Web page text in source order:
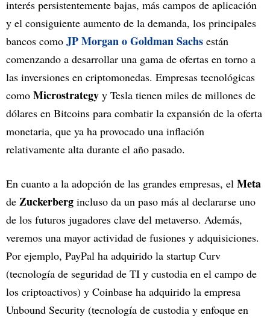
interés persistentemente bajas, más campos de aplicación
y el consiguiente aumento de la demanda, los principales
bancos como JP Morgan o Goldman Sachs están
comenzando a desarrollar una gama de ofertas en torno a
las inversiones en criptomonedas. Empresas tecnológicas
como Microstrategy y Tesla tienen miles de millones de
dólares en Bitcoins para combatir la expansión de la oferta
monetaria, que ya ha provocado una inflación
relativamente alta durante el año pasado.
En cuanto a la adopción de las grandes empresas, el Meta
de Zuckerberg incluso da un paso más al declararse uno
de los futuros jugadores clave del metaverso. Además,
veremos una mayor actividad de fusiones y adquisiciones.
Por ejemplo, PayPal ha adquirido la startup Curv
(tecnología de seguridad de TI y custodia en el campo de
los criptoactivos) y Coinbase ha adquirido la empresa
Unbound Security (tecnología de custodia y enfoque en